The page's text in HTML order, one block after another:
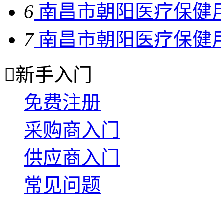
6 南昌市朝阳医疗保健
7南昌市朝阳医疗保健
新手入门
免费注册
采购商入门
供应商入门
常见问题